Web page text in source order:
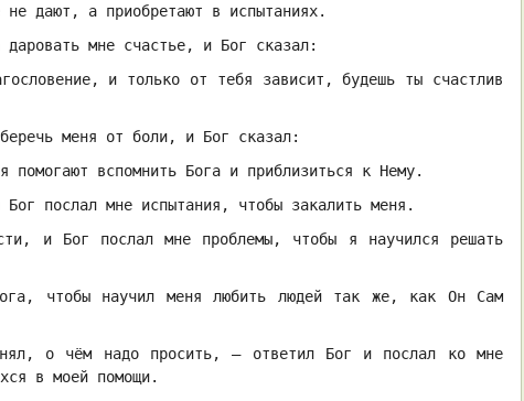
дают, а приобретают в испытаниях.
даровать мне счастье, и Бог сказал:
и только от тебя зависит, будешь ты счастлив
меня от боли, и Бог сказал:
помогают вспомнить Бога и приблизиться к Нему.
послал мне испытания, чтобы закалить меня.
и Бог послал мне проблемы, чтобы я научился решать
чтобы научил меня любить людей так же, как Он Сам
о чём надо просить, — ответил Бог и послал ко мне
в моей помощи.